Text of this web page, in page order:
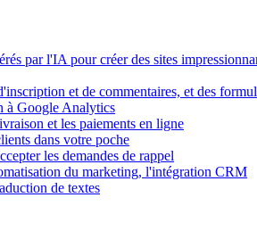
par l'IA pour créer des sites
et de commentaires, et des
à Google Analytics
et les paiements en ligne
dans votre poche
les demandes de rappel
du marketing, l'intégration CRM
de textes